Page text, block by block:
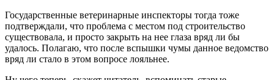
Государственные ветеринарные инспекторы тогда тоже
подтверждали, что проблема с местом под строительство
существовала, и просто закрыть на нее глаза вряд ли бы
удалось. Полагаю, что после вспышки чумы данное ведомство
вряд ли стало в этом вопросе лояльнее.